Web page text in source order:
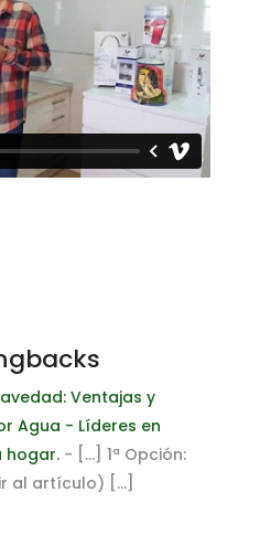
Ventajas y
Agua - Líderes en
hogar.- […] 1ª Opción:
al artículo) […]